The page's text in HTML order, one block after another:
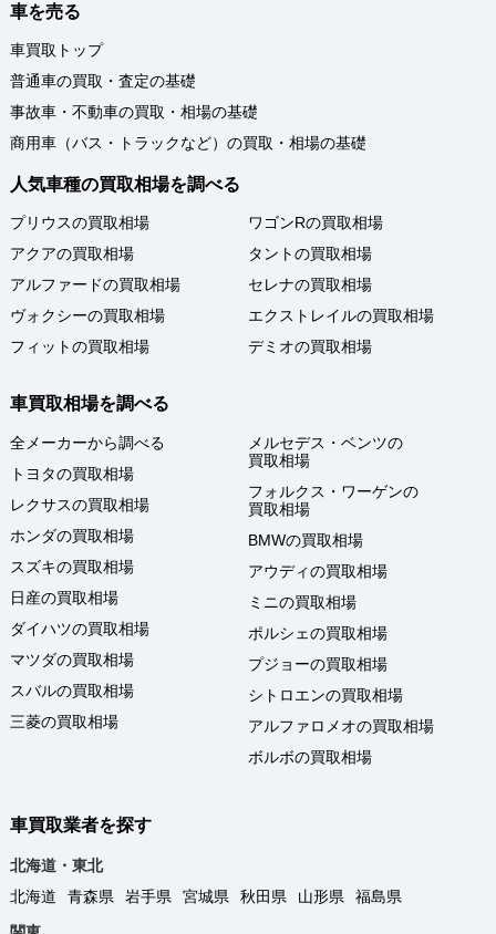
車を売る
車買取トップ
普通車の買取・査定の基礎
事故車・不動車の買取・相場の基礎
商用車（バス・トラックなど）の買取・相場の基礎
人気車種の買取相場を調べる
プリウスの買取相場
アクアの買取相場
アルファードの買取相場
ヴォクシーの買取相場
フィットの買取相場
ワゴンRの買取相場
タントの買取相場
セレナの買取相場
エクストレイルの買取相場
デミオの買取相場
車買取相場を調べる
全メーカーから調べる
トヨタの買取相場
レクサスの買取相場
ホンダの買取相場
スズキの買取相場
日産の買取相場
ダイハツの買取相場
マツダの買取相場
スバルの買取相場
三菱の買取相場
メルセデス・ベンツの
買取相場
フォルクス・ワーゲンの
買取相場
BMWの買取相場
アウディの買取相場
ミニの買取相場
ポルシェの買取相場
プジョーの買取相場
シトロエンの買取相場
アルファロメオの買取相場
ボルボの買取相場
車買取業者を探す
北海道・東北
北海道
青森県 岩手県 宮城県 秋田県 山形県
福島県